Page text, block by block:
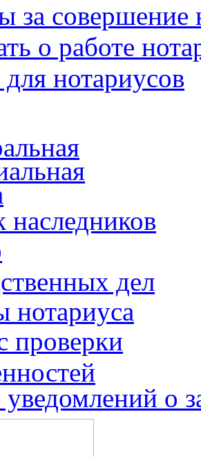
за совершение
о работе
для нотариусов
наследников
дел
нотариуса
проверки
уведомлений о